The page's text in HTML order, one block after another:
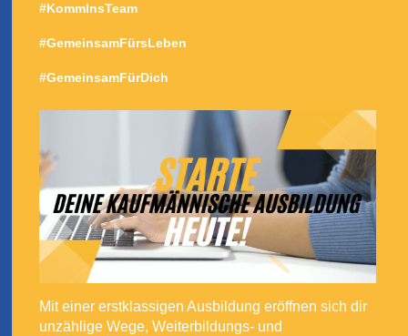
#KommInsTeam
#GemeinsamFürsLeben
#GemeinsamFürDich
Mit einer erstklassigen Ausbildung eröffnen sich dir
unzählige Wege, Weiterbildungs- und